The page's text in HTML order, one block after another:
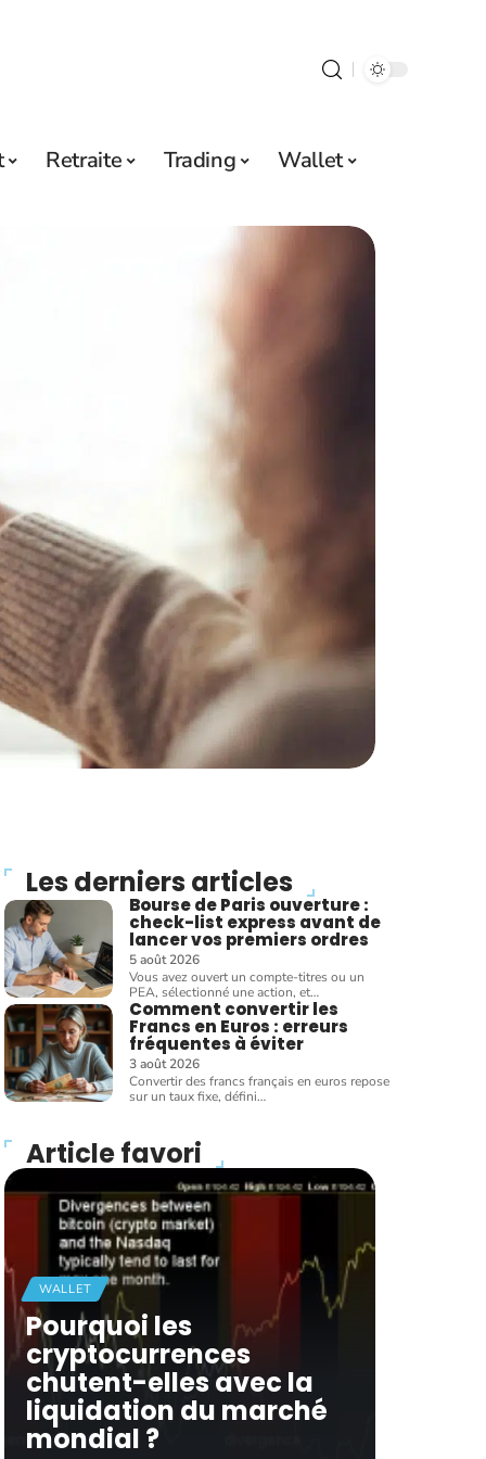
Retraite Trading Wallet
Les derniers articles
Bourse de Paris ouverture :
check-list express avant de
lancer vos premiers ordres
5 août 2026
Vous avez ouvert un compte-titres ou un
PEA, sélectionné une action, et…
Comment convertir les
Francs en Euros : erreurs
fréquentes à éviter
3 août 2026
Convertir des francs français en euros repose
sur un taux fixe, défini…
Article favori
WALLET
Pourquoi les
cryptocurrences
chutent-elles avec la
liquidation du marché
mondial ?